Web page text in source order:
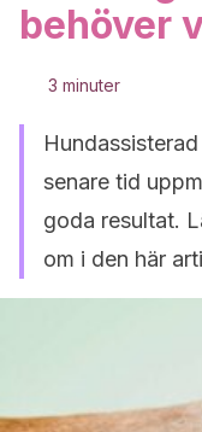
behöver
3 minuter
senare tid
goda resultat.
om i den här